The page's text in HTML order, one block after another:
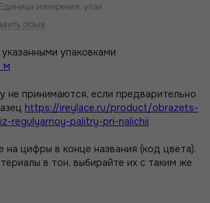
Единица измерения: упак
отзыв
упаковками
м
не принимаются, если предварительно
https://ireylace.ru/product/obrazets-
regulyarnoy-palitry-pri-nalichii
на цифры в конце названия (код цвета).
в тон, выбирайте их с таким же